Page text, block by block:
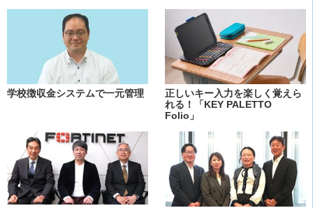
学校徴収金システムで一元管理
正しいキー入力を楽しく覚えら
れる！「KEY PALETTO
Folio」